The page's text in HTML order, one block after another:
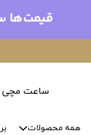
ساعت مچی
همه محصولات